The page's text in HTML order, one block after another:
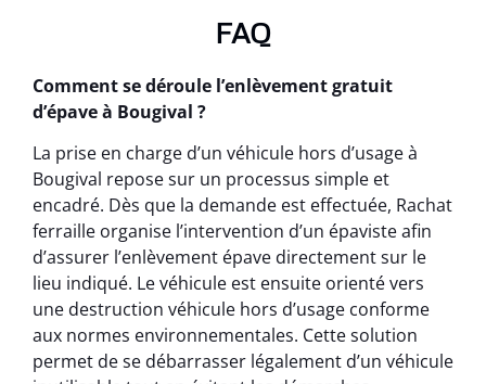
FAQ
Comment se déroule l’enlèvement gratuit
d’épave à Bougival ?
La prise en charge d’un véhicule hors d’usage à
Bougival repose sur un processus simple et
encadré. Dès que la demande est effectuée, Rachat
ferraille organise l’intervention d’un épaviste afin
d’assurer l’enlèvement épave directement sur le
lieu indiqué. Le véhicule est ensuite orienté vers
une destruction véhicule hors d’usage conforme
aux normes environnementales. Cette solution
permet de se débarrasser légalement d’un véhicule